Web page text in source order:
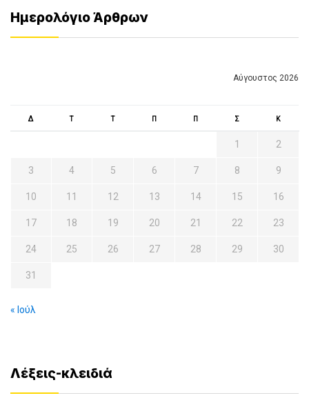
Ημερολόγιο Άρθρων
Αύγουστος 2026
Δ Τ Τ Π Π Σ Κ
1 2
3 4 5 6 7 8 9
10 11 12 13 14 15 16
17 18 19 20 21 22 23
24 25 26 27 28 29 30
31
« Ιούλ
Λέξεις-κλειδιά